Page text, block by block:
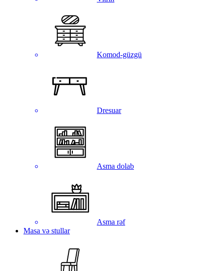
Komod-güzgü
Dresuar
Asma dolab
Asma rəf
Masa və stullar